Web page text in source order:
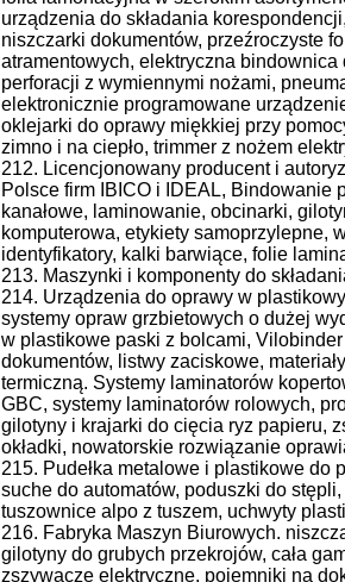
urządzenia do składania
niszczarki dokumentów, przeźroczyste
atramentowych, elektryczna
perforacji z wymiennymi nożami,
elektronicznie programowane
oklejarki do oprawy miękkiej przy
zimno i na ciepło, trimmer z nożem
212. Licencjonowany producent i
Polsce firm IBICO i IDEAL, Bindowanie
kanałowe, laminowanie, obcinarki,
komputerowa, etykiety samoprzylepne,
identyfikatory, kalki barwiące, folie
213. Maszynki i komponenty do
214. Urządzenia do oprawy w
systemy opraw grzbietowych o dużej
w plastikowe paski z bolcami,
dokumentów, listwy zaciskowe,
termiczną. Systemy laminatorów
GBC, systemy laminatorów rolowych,
gilotyny i krajarki do cięcia ryz papieru,
okładki, nowatorskie rozwiązanie
215. Pudełka metalowe i plastikowe do
suche do automatów, poduszki do
tuszownice alpo z tuszem, uchwyty
216. Fabryka Maszyn Biurowych.
gilotyny do grubych przekrojów, cała
zszywacze elektryczne, pojemniki na